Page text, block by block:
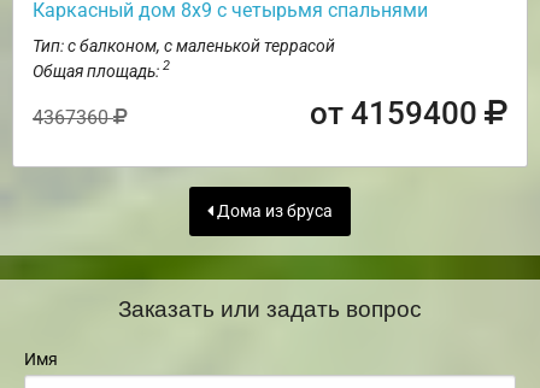
Каркасный дом 8х9 с четырьмя спальнями
Тип: с балконом, с маленькой террасой
Общая площадь: 2
4367360 от 4159400
Дома из бруса
Заказать или задать вопрос
Имя